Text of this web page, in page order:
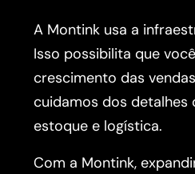
A Montink usa a
Isso possibilita que
crescimento das
cuidamos dos detalhes
estoque e logística.
Com a Montink,